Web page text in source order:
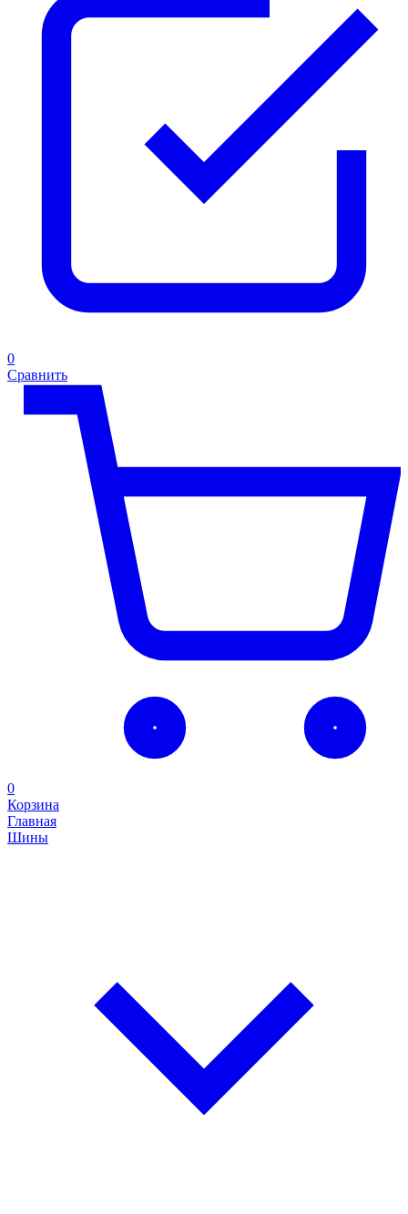
0
Сравнить
0
Корзина
Главная
Шины